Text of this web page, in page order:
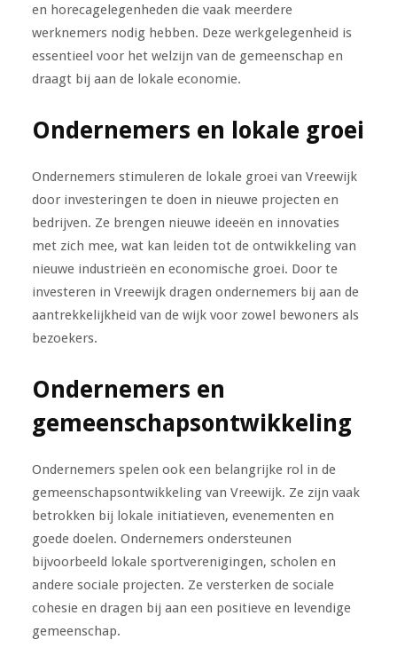
en horecagelegenheden die vaak meerdere
werknemers nodig hebben. Deze werkgelegenheid is
essentieel voor het welzijn van de gemeenschap en
draagt bij aan de lokale economie.
Ondernemers en lokale groei
Ondernemers stimuleren de lokale groei van Vreewijk
door investeringen te doen in nieuwe projecten en
bedrijven. Ze brengen nieuwe ideeën en innovaties
met zich mee, wat kan leiden tot de ontwikkeling van
nieuwe industrieën en economische groei. Door te
investeren in Vreewijk dragen ondernemers bij aan de
aantrekkelijkheid van de wijk voor zowel bewoners als
bezoekers.
Ondernemers en
gemeenschapsontwikkeling
Ondernemers spelen ook een belangrijke rol in de
gemeenschapsontwikkeling van Vreewijk. Ze zijn vaak
betrokken bij lokale initiatieven, evenementen en
goede doelen. Ondernemers ondersteunen
bijvoorbeeld lokale sportverenigingen, scholen en
andere sociale projecten. Ze versterken de sociale
cohesie en dragen bij aan een positieve en levendige
gemeenschap.